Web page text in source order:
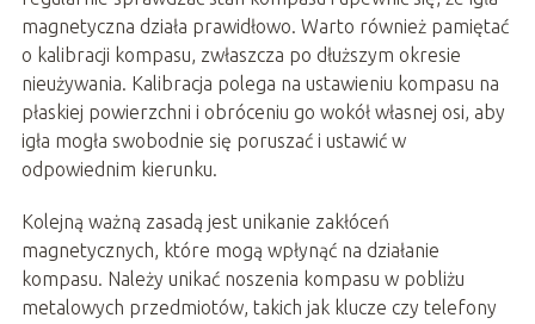
magnetyczna działa prawidłowo. Warto również pamiętać
o kalibracji kompasu, zwłaszcza po dłuższym okresie
nieużywania. Kalibracja polega na ustawieniu kompasu na
płaskiej powierzchni i obróceniu go wokół własnej osi, aby
igła mogła swobodnie się poruszać i ustawić w
odpowiednim kierunku.
Kolejną ważną zasadą jest unikanie zakłóceń
magnetycznych, które mogą wpłynąć na działanie
kompasu. Należy unikać noszenia kompasu w pobliżu
metalowych przedmiotów, takich jak klucze czy telefony